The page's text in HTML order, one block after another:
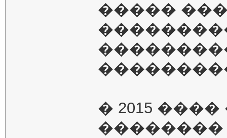
�����
���������
� 2015
��������